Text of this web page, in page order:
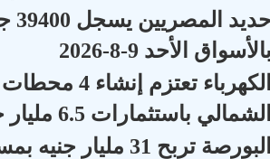
حديد
الأحد 9-8-2026
الكهرباء تعتزم
باستثمارات 6.5 مليار جنيه
البورصة تربح 31 مليار